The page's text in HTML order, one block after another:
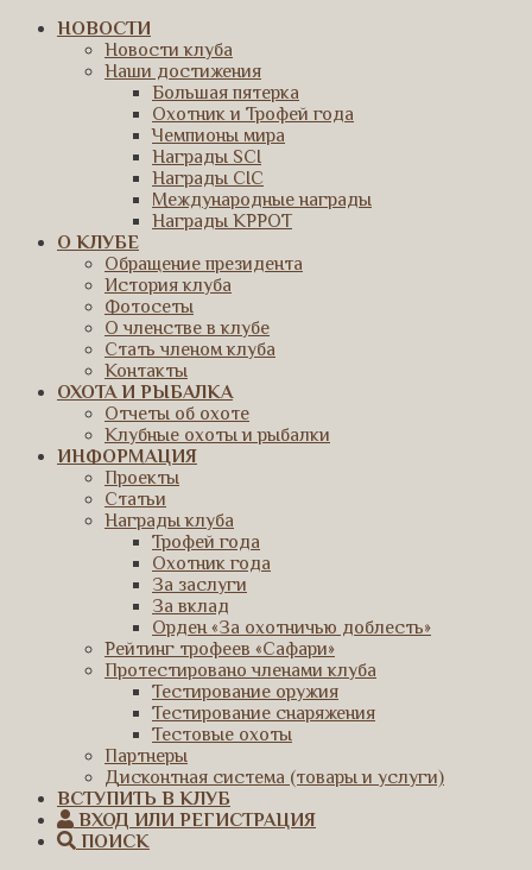
НОВОСТИ
Новости клуба
Наши достижения
Большая пятерка
Охотник и Трофей года
Чемпионы мира
Награды SCI
Награды CIC
Международные награды
Награды КРРОТ
О КЛУБЕ
Обращение президента
История клуба
Фотосеты
О членстве в клубе
Стать членом клуба
Контакты
ОХОТА И РЫБАЛКА
Отчеты об охоте
Клубные охоты и рыбалки
ИНФОРМАЦИЯ
Проекты
Статьи
Награды клуба
Трофей года
Охотник года
За заслуги
За вклад
Орден «За охотничью доблесть»
Рейтинг трофеев «Сафари»
Протестировано членами клуба
Тестирование оружия
Тестирование снаряжения
Тестовые охоты
Партнеры
Дисконтная система (товары и услуги)
ВСТУПИТЬ В КЛУБ
ВХОД ИЛИ РЕГИСТРАЦИЯ
ПОИСК